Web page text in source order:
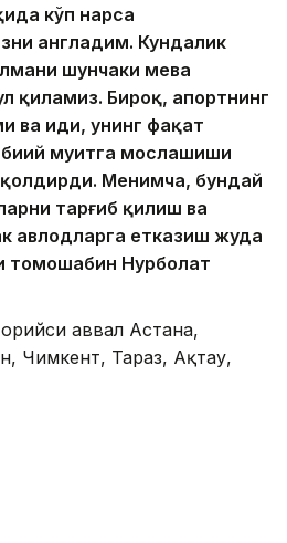
кўп нарса
англадим. Кундалик
шунчаки мева
қиламиз. Бироқ, апортнинг
ва ҳиди, унинг фақат
муҳитга мослашиши
қолдирди. Менимча, бундай
тарғиб қилиш ва
авлодларга етказиш жуда
томошабин Нурболат
аввал Астана,
Чимкент, Тараз, Ақтау,